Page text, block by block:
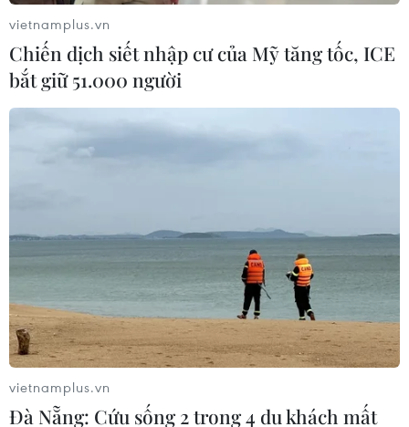
vietnamplus.vn
Chiến dịch siết nhập cư của Mỹ tăng tốc, ICE
bắt giữ 51.000 người
vietnamplus.vn
Đà Nẵng: Cứu sống 2 trong 4 du khách mất